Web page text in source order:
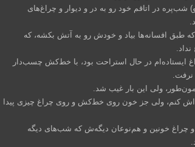
شب‌پره در اتاقم خود رو به در و دیوار و چراغ‌های
طبق افسانه‌ها بیاد و خودش رو به آتش بکشه، که
ایستاده‌ام در حال استراحت بود، با خط‌کش چسب‌دار
نرفت.
ولی این بار غیب شد.
کنم، ولی جز خون روی خط‌کش و روی چراغ چیزی پیدا
و چراغ خونین و هم‌نوعان دیگه‌ش که شب‌های دیگه